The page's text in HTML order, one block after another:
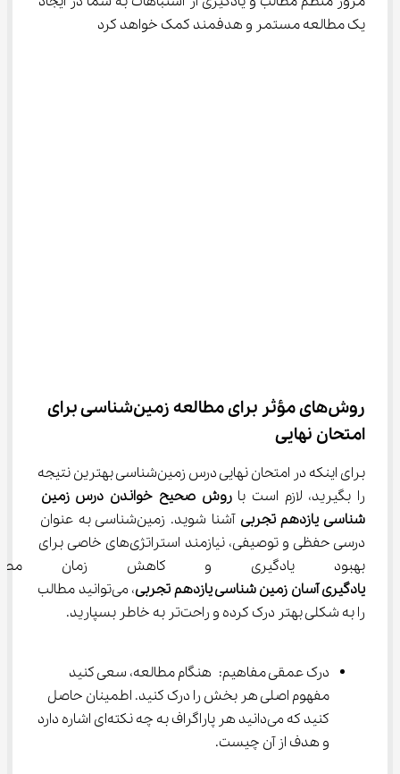
یک مطالعه مستمر و هدفمند کمک خواهد کرد
روش‌های مؤثر برای مطالعه زمین‌شناسی برای
امتحان نهایی
برای اینکه در امتحان نهایی درس زمین‌شناسی بهترین نتیجه
را بگیرید، لازم است با روش صحیح خواندن درس زمین
شناسی یازدهم تجربی
آشنا شوید. زمین‌شناسی به عنوان
درسی حفظی و توصیفی، نیازمند استراتژی‌های خاصی برای
بهبود یادگیری و کاهش زمان
یادگیری آسان زمین شناسی یازدهم تجربی
، می‌توانید مطالب
را به شکلی بهتر درک کرده و راحت‌تر به خاطر بسپارید.
درک عمقی مفاهیم: هنگام مطالعه، سعی کنید
مفهوم اصلی هر بخش را درک کنید. اطمینان حاصل
کنید که می‌دانید هر پاراگراف به چه نکته‌ای اشاره دارد
و هدف از آن چیست.